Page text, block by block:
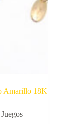
Amarillo 18K
Juegos